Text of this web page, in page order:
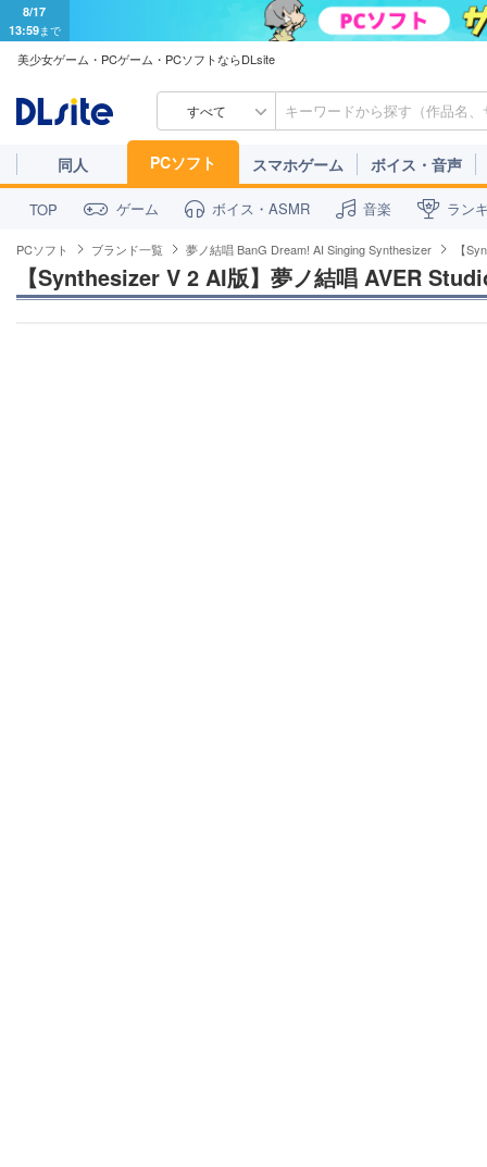
8/17
13:59まで
美少女ゲーム・PCゲーム・PCソフトならDLsite
すべて
同人 PCソフト スマホゲーム ボイス・音声
TOP ゲーム ボイス・ASMR 音楽 ラン
PCソフト ブランド一覧 夢ノ結唱 BanG Dream! AI Singing Synthesizer 【
【Synthesizer V 2 AI版】夢ノ結唱 AVER